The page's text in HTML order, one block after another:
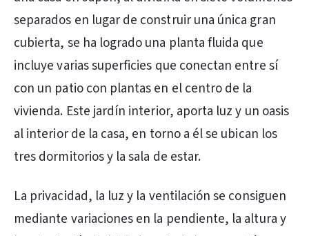
separados en lugar de construir una única gran
cubierta, se ha logrado una planta fluida que
incluye varias superficies que conectan entre sí
con un patio con plantas en el centro de la
vivienda. Este jardín interior, aporta luz y un oasis
al interior de la casa, en torno a él se ubican los
tres dormitorios y la sala de estar.
La privacidad, la luz y la ventilación se consiguen
mediante variaciones en la pendiente, la altura y